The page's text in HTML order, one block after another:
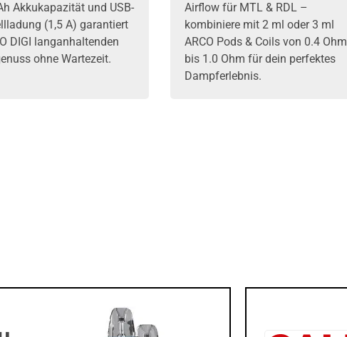
Akkukapazität und USB-
(1,5 A) garantiert
DIGI langanhaltenden
ohne Wartezeit.
Airflow für MTL & RDL –
kombiniere mit 2 ml oder 3 ml
ARCO Pods & Coils von 0.4 Ohm
bis 1.0 Ohm für dein perfektes
Dampferlebnis.